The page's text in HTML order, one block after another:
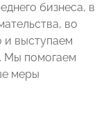
бизнеса, в
во
и выступаем
Мы помогаем
меры